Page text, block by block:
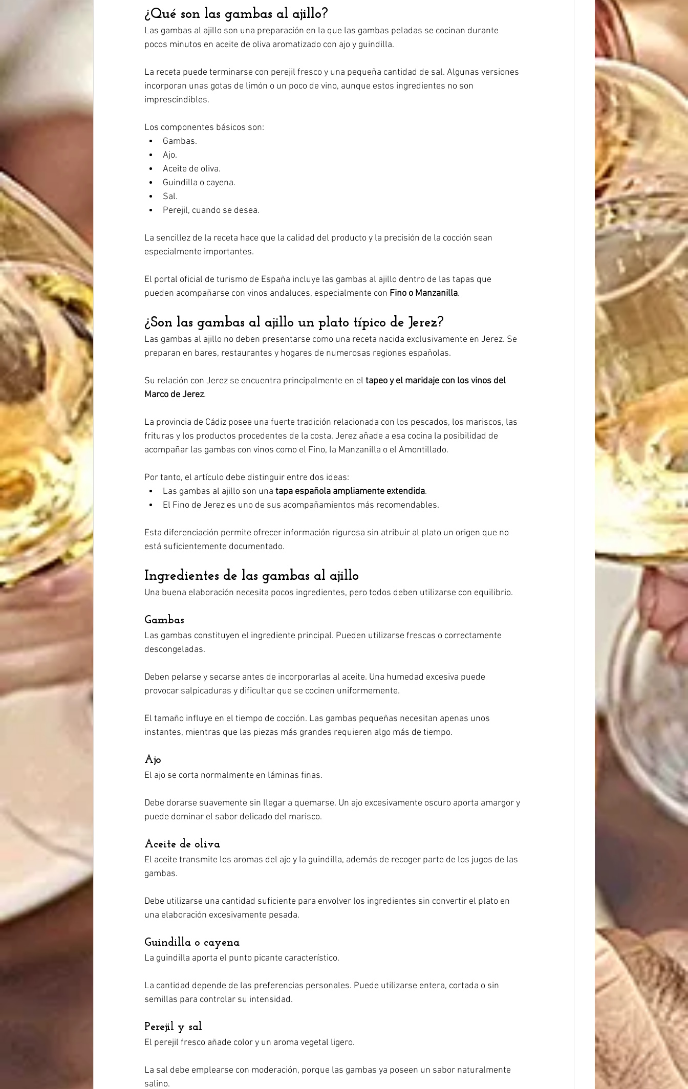
¿Qué son las gambas al ajillo?
Las gambas al ajillo son una preparación en la que las gambas peladas se cocinan durante
pocos minutos en aceite de oliva aromatizado con ajo y guindilla.
La receta puede terminarse con perejil fresco y una pequeña cantidad de sal. Algunas versiones
incorporan unas gotas de limón o un poco de vino, aunque estos ingredientes no son
imprescindibles.
Los componentes básicos son:
Gambas.
Ajo.
Aceite de oliva.
Guindilla o cayena.
Sal.
Perejil, cuando se desea.
La sencillez de la receta hace que la calidad del producto y la precisión de la cocción sean
especialmente importantes.
El portal oficial de turismo de España incluye las gambas al ajillo dentro de las tapas que
pueden acompañarse con vinos andaluces, especialmente con Fino o Manzanilla.
¿Son las gambas al ajillo un plato típico de Jerez?
Las gambas al ajillo no deben presentarse como una receta nacida exclusivamente en Jerez. Se
preparan en bares, restaurantes y hogares de numerosas regiones españolas.
Su relación con Jerez se encuentra principalmente en el tapeo y el maridaje con los vinos del
Marco de Jerez.
La provincia de Cádiz posee una fuerte tradición relacionada con los pescados, los mariscos, las
frituras y los productos procedentes de la costa. Jerez añade a esa cocina la posibilidad de
acompañar las gambas con vinos como el Fino, la Manzanilla o el Amontillado.
Por tanto, el artículo debe distinguir entre dos ideas:
Las gambas al ajillo son una tapa española ampliamente extendida.
El Fino de Jerez es uno de sus acompañamientos más recomendables.
Esta diferenciación permite ofrecer información rigurosa sin atribuir al plato un origen que no
está suficientemente documentado.
Ingredientes de las gambas al ajillo
Una buena elaboración necesita pocos ingredientes, pero todos deben utilizarse con equilibrio.
Gambas
Las gambas constituyen el ingrediente principal. Pueden utilizarse frescas o correctamente
descongeladas.
Deben pelarse y secarse antes de incorporarlas al aceite. Una humedad excesiva puede
provocar salpicaduras y dificultar que se cocinen uniformemente.
El tamaño influye en el tiempo de cocción. Las gambas pequeñas necesitan apenas unos
instantes, mientras que las piezas más grandes requieren algo más de tiempo.
Ajo
El ajo se corta normalmente en láminas finas.
Debe dorarse suavemente sin llegar a quemarse. Un ajo excesivamente oscuro aporta amargor y
puede dominar el sabor delicado del marisco.
Aceite de oliva
El aceite transmite los aromas del ajo y la guindilla, además de recoger parte de los jugos de las
gambas.
Debe utilizarse una cantidad suficiente para envolver los ingredientes sin convertir el plato en
una elaboración excesivamente pesada.
Guindilla o cayena
La guindilla aporta el punto picante característico.
La cantidad depende de las preferencias personales. Puede utilizarse entera, cortada o sin
semillas para controlar su intensidad.
Perejil y sal
El perejil fresco añade color y un aroma vegetal ligero.
La sal debe emplearse con moderación, porque las gambas ya poseen un sabor naturalmente
salino.